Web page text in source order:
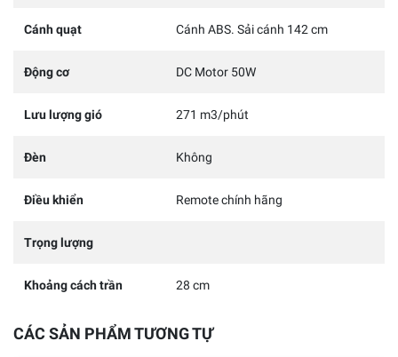
Cánh quạt Cánh ABS. Sải cánh 142 cm
Động cơ DC Motor 50W
Lưu lượng gió 271 m3/phút
Đèn Không
Điều khiển Remote chính hãng
Trọng lượng
Khoảng cách trần 28 cm
CÁC SẢN PHẨM TƯƠNG TỰ